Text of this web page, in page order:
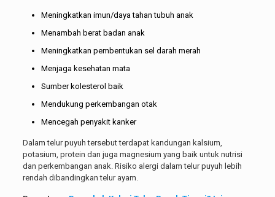
Meningkatkan imun/daya tahan tubuh anak
Menambah berat badan anak
Meningkatkan pembentukan sel darah merah
Menjaga kesehatan mata
Sumber kolesterol baik
Mendukung perkembangan otak
Mencegah penyakit kanker
Dalam telur puyuh tersebut terdapat kandungan kalsium,
potasium, protein dan juga magnesium yang baik untuk nutrisi
dan perkembangan anak. Risiko alergi dalam telur puyuh lebih
rendah dibandingkan telur ayam.